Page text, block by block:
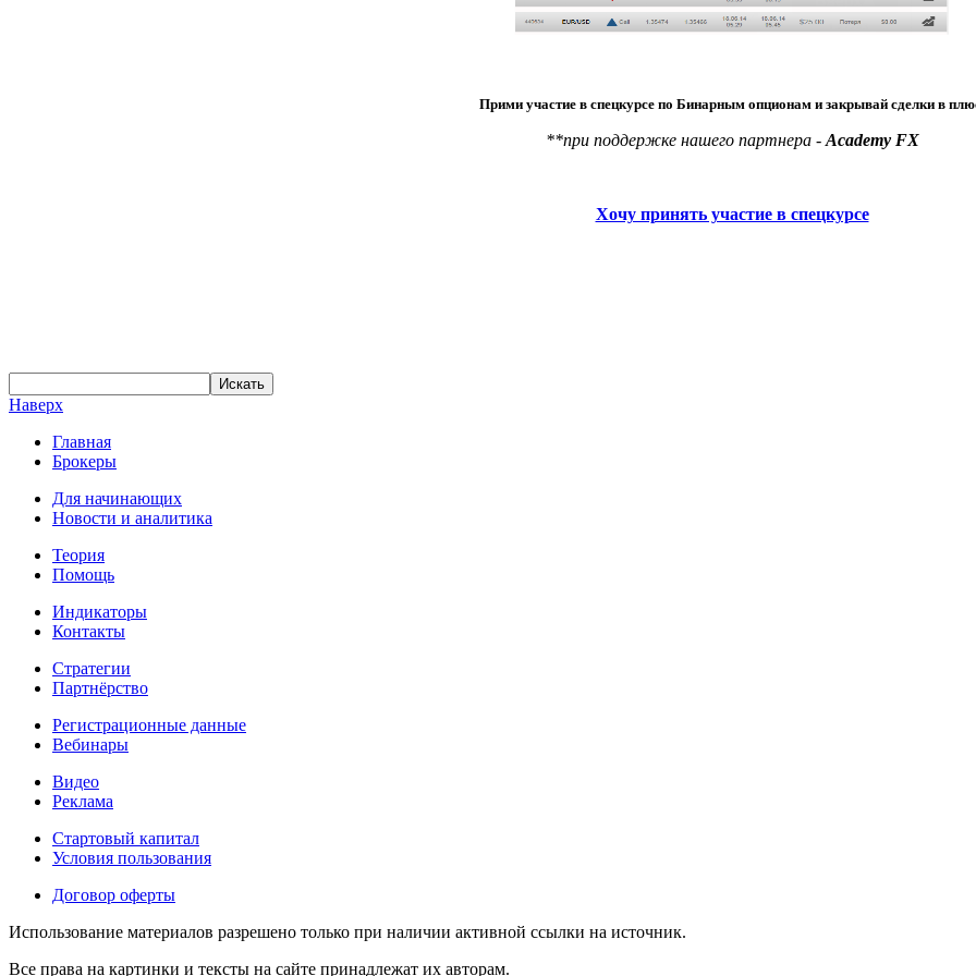
Прими участие в спецкурсе по Бинарным опционам и закрывай сделки в
**при поддержке нашего партнера -Academy FX
Хочу принять участие в спецкурсе
Наверх
Главная
Брокеры
Для начинающих
Новости и аналитика
Теория
Помощь
Индикаторы
Контакты
Стратегии
Партнёрство
Регистрационные данные
Вебинары
Видео
Реклама
Стартовый капитал
Условия пользования
Договор оферты
Использование материалов разрешено только при наличии активной ссылки на источник.
Все права на картинки и тексты на сайте принадлежат их авторам.